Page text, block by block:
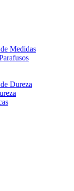
Medidas
Dureza